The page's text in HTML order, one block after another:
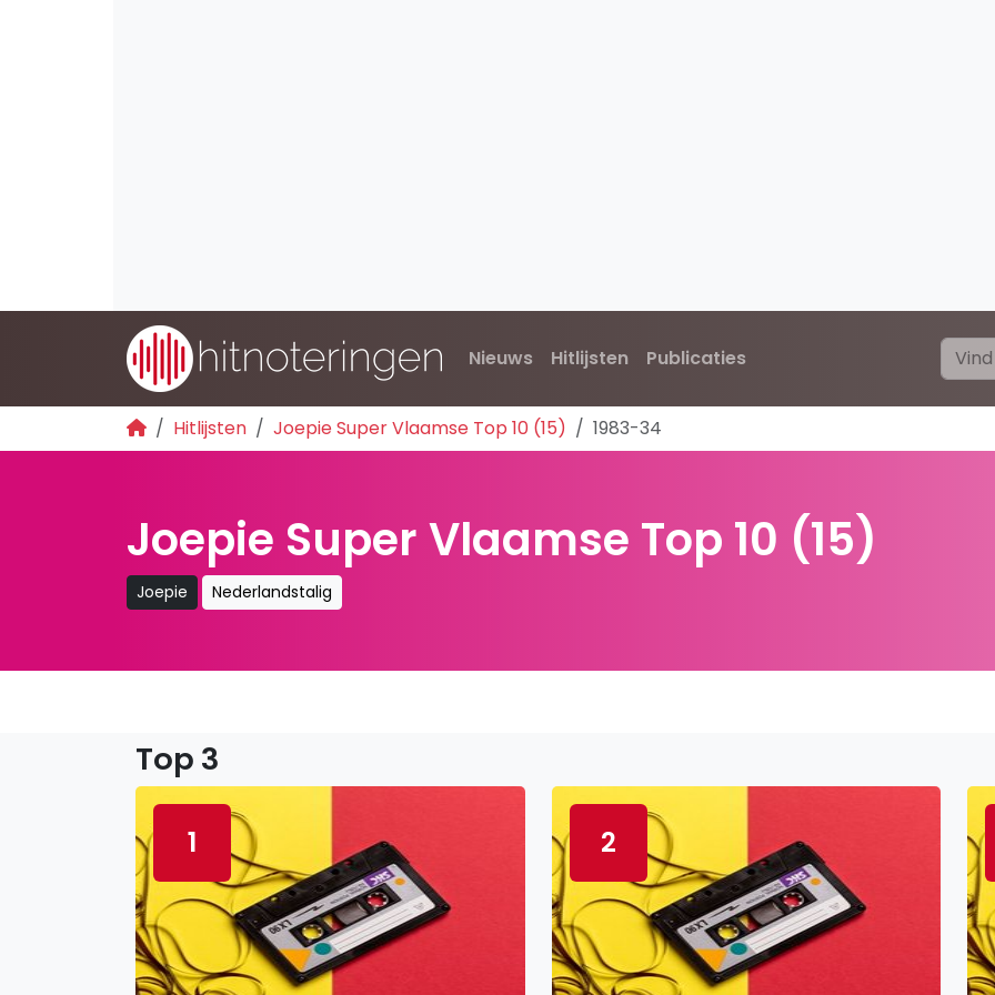
Nieuws Hitlijsten Publicaties
Hitlijsten Joepie Super Vlaamse Top 10 (15) 1983-34
Joepie Super Vlaamse Top 10 (15)
Joepie Nederlandstalig
Top 3
1 2